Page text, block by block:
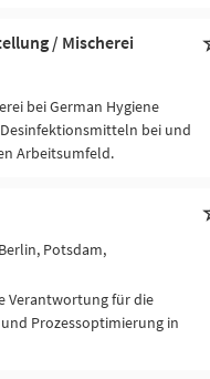
/ Mischerei
bei German Hygiene
bei und
Arbeitsumfeld.
Potsdam,
Verantwortung für die
Prozessoptimierung in